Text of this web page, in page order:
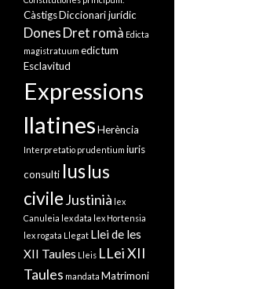
CàstigsDiccionari jurídic
DonesDret romà Edicta
magistratuum edictum
Esclavitud
Expressions
llatinesHerència
Interpretatio prudentium iuris
consulti IusIus
civileJustinià lex
Canuleia lex data lex Hortensia
lex rogata Llegat Llei de les
XII Taules Lleis LLei XII
Taules mandata Matrimoni